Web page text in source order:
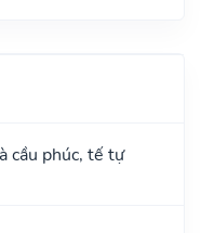
cầu phúc, tế tự